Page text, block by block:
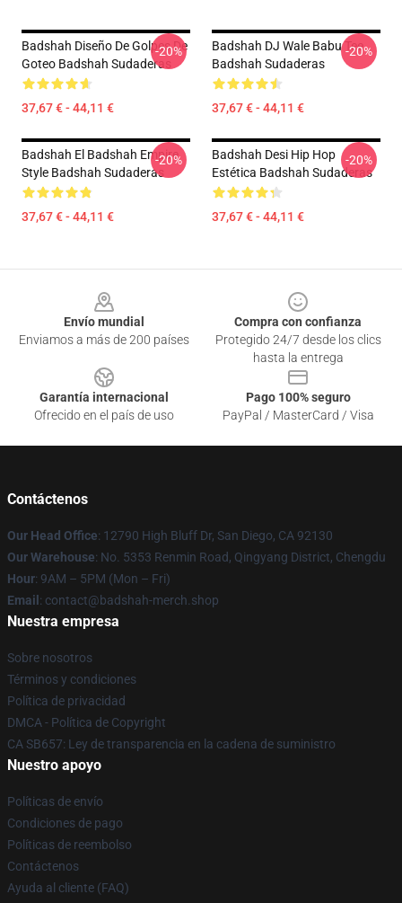
Badshah Diseño De Golpes De
Goteo Badshah Sudaderas
37,67 € - 44,11 €
-20%
Badshah DJ Wale Babu Tee
Badshah Sudaderas
37,67 € - 44,11 €
-20%
Badshah El Badshah Empire
Style Badshah Sudaderas
37,67 € - 44,11 €
-20%
Badshah Desi Hip Hop
Estética Badshah Sudaderas
37,67 € - 44,11 €
-20%
Envío mundial
Enviamos a más de 200 países
Compra con confianza
Protegido 24/7 desde los clics
hasta la entrega
Garantía internacional
Ofrecido en el país de uso
Pago 100% seguro
PayPal / MasterCard / Visa
Contáctenos
Our Head Office: 12790 High Bluff Dr, San Diego, CA 92130
Our Warehouse: No. 5353 Renmin Road, Qingyang District, Chengdu
Hour: 9AM – 5PM (Mon – Fri)
Email : contact@badshah-merch.shop
Nuestra empresa
Sobre nosotros
Términos y condiciones
Política de privacidad
DMCA - Política de Copyright
CA SB657: Ley de transparencia en la cadena de suministro
Nuestro apoyo
Políticas de envío
Condiciones de pago
Políticas de reembolso
Contáctenos
Ayuda al cliente (FAQ)